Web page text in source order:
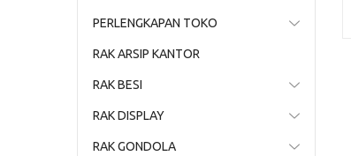
PERLENGKAPAN TOKO
RAK ARSIP KANTOR
RAK BESI
RAK DISPLAY
RAK GONDOLA